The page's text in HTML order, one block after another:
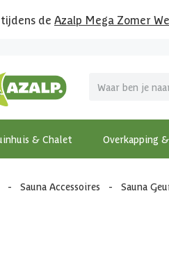
de Azalp Mega Zomer
& Chalet Overkapping
- Sauna Accessoires - Sauna